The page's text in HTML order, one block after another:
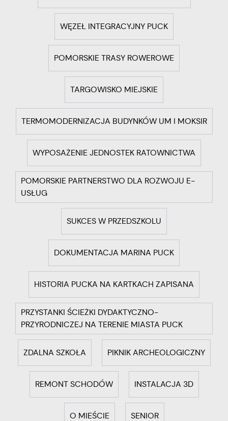
WĘZEŁ INTEGRACYJNY PUCK
POMORSKIE TRASY ROWEROWE
TARGOWISKO MIEJSKIE
TERMOMODERNIZACJA BUDYNKÓW UM I MOKSIR
WYPOSAŻENIE JEDNOSTEK RATOWNICTWA
POMORSKIE PARTNERSTWO DLA ROZWOJU E-
USŁUG
SUKCES W PRZEDSZKOLU
DOKUMENTACJA MARINA PUCK
HISTORIA PUCKA NA KARTKACH ZAPISANA
PRZYSTANKI ŚCIEŻKI DYDAKTYCZNO-
PRZYRODNICZEJ NA TERENIE MIASTA PUCK
ZDALNA SZKOŁA PIKNIK ARCHEOLOGICZNY
REMONT SCHODÓW INSTALACJA 3D
O MIEŚCIE SENIOR